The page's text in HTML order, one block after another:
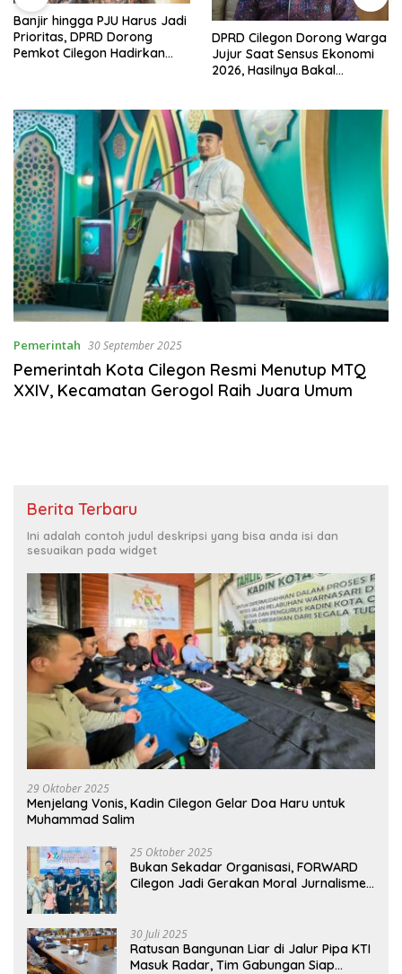
Banjir hingga PJU Harus Jadi
Prioritas, DPRD Dorong
Pemkot Cilegon Hadirkan
DPRD Cilegon Dorong Warga
Jujur Saat Sensus Ekonomi
2026, Hasilnya Bakal
Pemerintah 30 September 2025
Pemerintah Kota Cilegon Resmi Menutup MTQ
XXIV, Kecamatan Gerogol Raih Juara Umum
Berita Terbaru
Ini adalah contoh judul deskripsi yang bisa anda isi dan
sesuaikan pada widget
29 Oktober 2025
Menjelang Vonis, Kadin Cilegon Gelar Doa Haru untuk
Muhammad Salim
25 Oktober 2025
Bukan Sekadar Organisasi, FORWARD
Cilegon Jadi Gerakan Moral Jurnalisme
30 Juli 2025
Ratusan Bangunan Liar di Jalur Pipa KTI
Masuk Radar, Tim Gabungan Siap